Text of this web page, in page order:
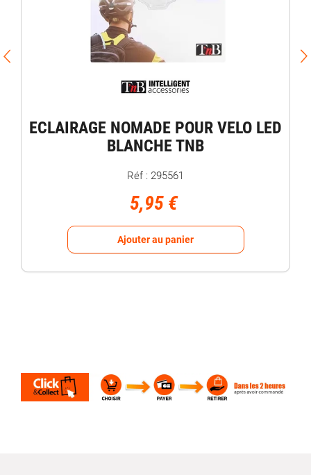
ECLAIRAGE NOMADE POUR VELO LED
BLANCHE TNB
Réf : 295561
5,95 €
Ajouter au panier